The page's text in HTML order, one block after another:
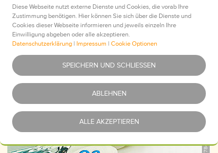
Orthomolekulare Mineralstoffe
Diese Webseite nutzt externe Dienste und Cookies, die vorab Ihre
Zustimmung benötigen. Hier können Sie sich über die Dienste und
Cookies dieser Webseite informieren und jeweils einzeln Ihre
Einwilligung abgeben oder alle akzeptieren.
Datenschutzerklärung | Impressum | Cookie Optionen
Was ist das?
Was ist das?
Google Analytics (UA) Was ist das?
SPEICHERN UND SCHLIESSEN
ABLEHNEN
ALLE AKZEPTIEREN